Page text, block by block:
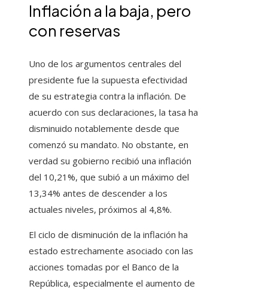
Inflación a la baja, pero
con reservas
Uno de los argumentos centrales del
presidente fue la supuesta efectividad
de su estrategia contra la inflación. De
acuerdo con sus declaraciones, la tasa ha
disminuido notablemente desde que
comenzó su mandato. No obstante, en
verdad su gobierno recibió una inflación
del 10,21%, que subió a un máximo del
13,34% antes de descender a los
actuales niveles, próximos al 4,8%.
El ciclo de disminución de la inflación ha
estado estrechamente asociado con las
acciones tomadas por el Banco de la
República, especialmente el aumento de